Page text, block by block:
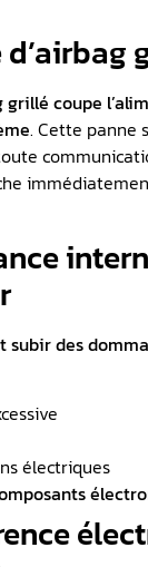
d’airbag
grillé coupe
. Cette panne
subir des
électriques